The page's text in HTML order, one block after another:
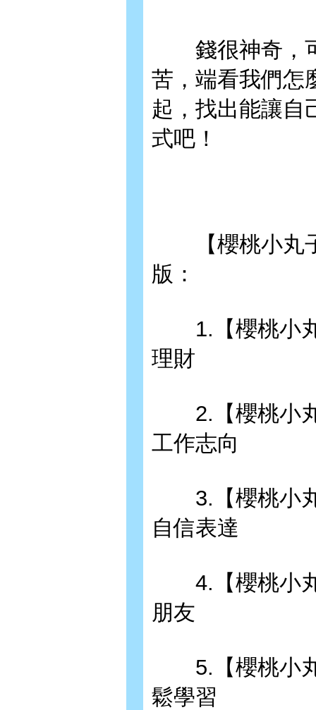
錢很神奇，可
苦，端看我們怎
起，找出能讓自
式吧！
【櫻桃小丸子
版：
1.【櫻桃小丸
理財
2.【櫻桃小丸
工作志向
3.【櫻桃小丸
自信表達
4.【櫻桃小丸
朋友
5.【櫻桃小丸
鬆學習